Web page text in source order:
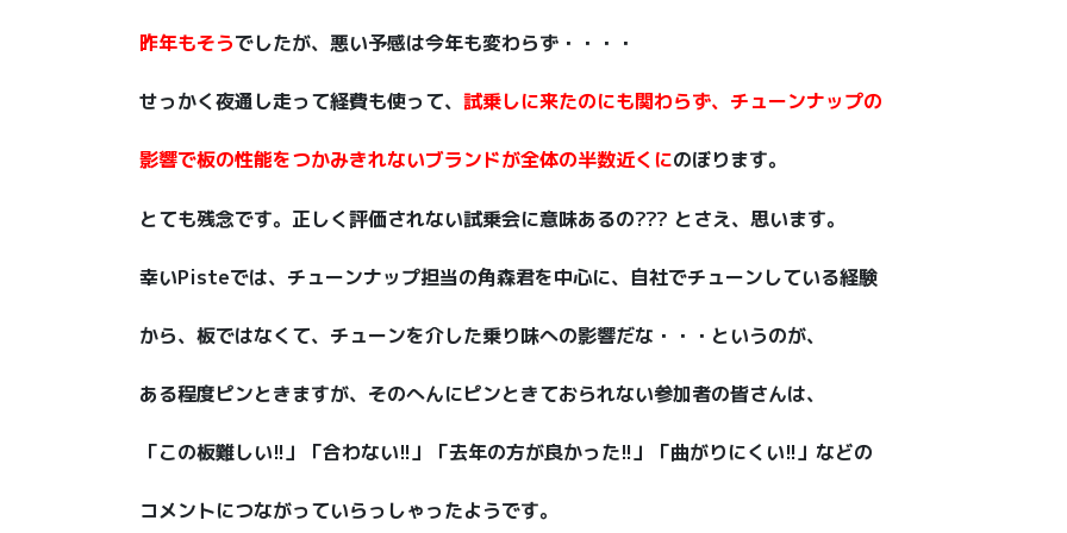
昨年もそうでしたが、悪い予感は今年も変わらず・・・・
せっかく夜通し走って経費も使って、 試乗しに来たのにも関わらず、チューンナップの
影響で板の性能をつかみきれないブランドが全体の半数近くにのぼります。
とても残念です。正しく評価されない試乗会に意味あるの??? とさえ、思います。
幸いPisteでは、チューンナップ担当の角森君を中心に、自社でチューンしている経験
から、板ではなくて、チューンを介した乗り味への影響だな・・・というのが、
ある程度ピンときますが、そのへんにピンときておられない参加者の皆さんは、
「この板難しい!!」「合わない!!」「去年の方が良かった!!」「曲がりにくい!!」などの
コメントにつながっていらっしゃったようです。